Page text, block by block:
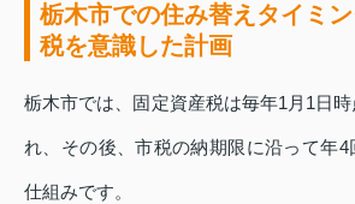
栃木市での住み替えタイミ
税を意識した計画
栃木市では、固定資産税は毎年1月1日
れ、その後、市税の納期限に沿って年4
仕組みです。